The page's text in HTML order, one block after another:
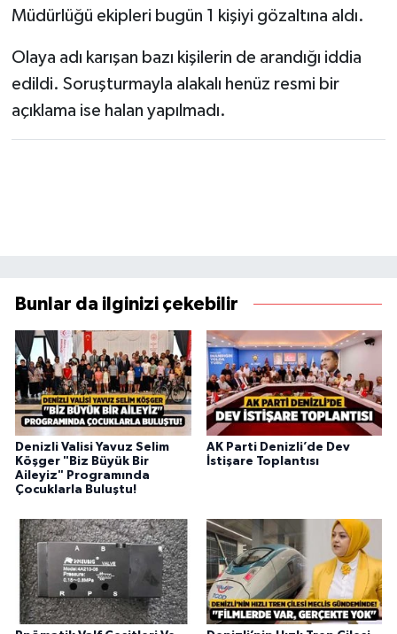
Müdürlüğü ekipleri bugün 1 kişiyi gözaltına aldı.
Olaya adı karışan bazı kişilerin de arandığı iddia
edildi. Soruşturmayla alakalı henüz resmi bir
açıklama ise halan yapılmadı.
Bunlar da ilginizi çekebilir
Denizli Valisi Yavuz Selim
Köşger "Biz Büyük Bir
Aileyiz" Programında
Çocuklarla Buluştu!
AK Parti Denizli’de Dev
İstişare Toplantısı